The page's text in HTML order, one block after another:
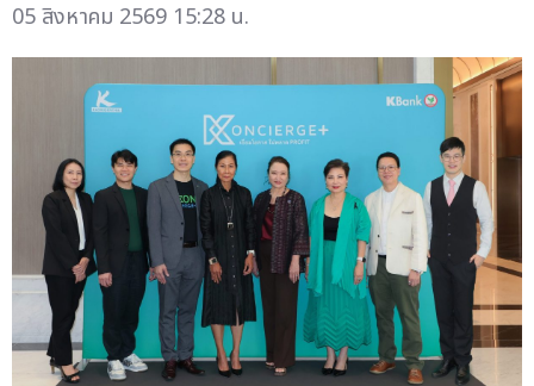
05 สิงหาคม 2569 15:28 น.